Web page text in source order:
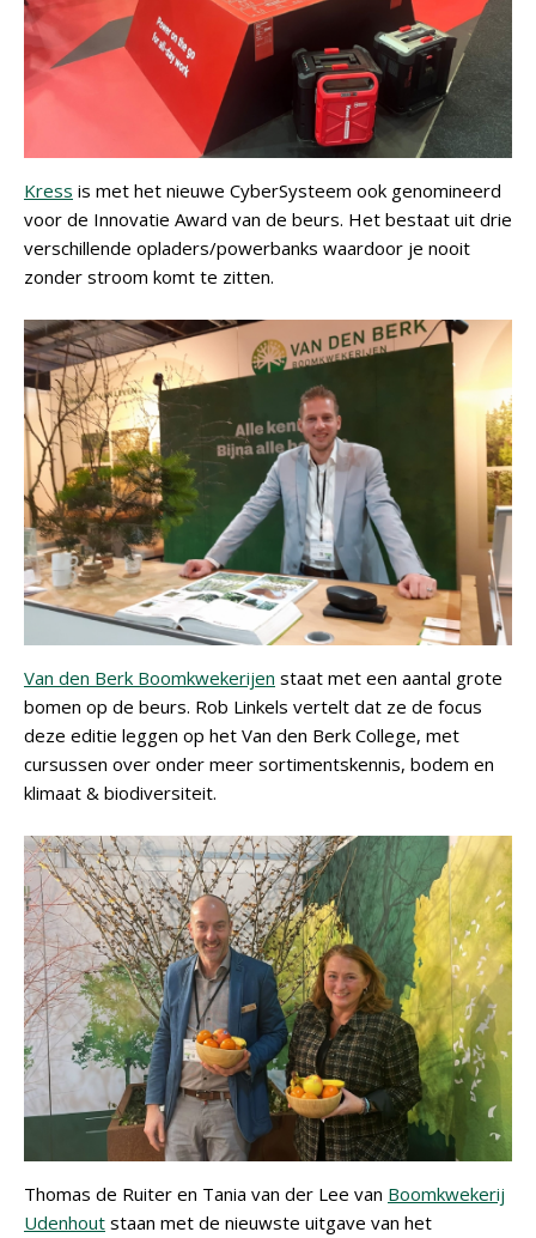
Kress is met het nieuwe CyberSysteem ook genomineerd
voor de Innovatie Award van de beurs. Het bestaat uit drie
verschillende opladers/powerbanks waardoor je nooit
zonder stroom komt te zitten.
Van den Berk Boomkwekerijen staat met een aantal grote
bomen op de beurs. Rob Linkels vertelt dat ze de focus
deze editie leggen op het Van den Berk College, met
cursussen over onder meer sortimentskennis, bodem en
klimaat & biodiversiteit.
Thomas de Ruiter en Tania van der Lee van Boomkwekerij
Udenhout staan met de nieuwste uitgave van het